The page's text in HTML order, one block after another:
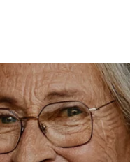
ACCESSOIRES
MAISON